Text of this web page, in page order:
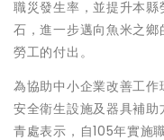
職災發生率，並提升本
石，進一步邁向魚米之
勞工的付出。
為協助中小企業改善工
安全衛生設施及器具補
青處表示，自105年實施